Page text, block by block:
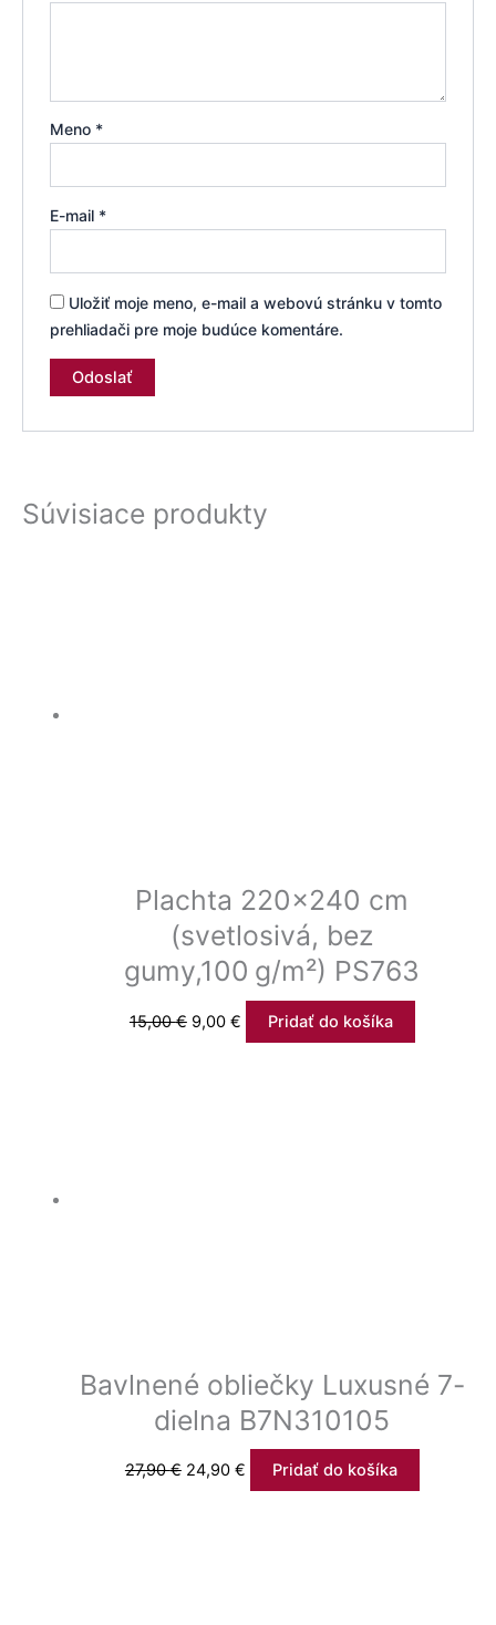
Meno *
E-mail *
Uložiť moje meno, e-mail a webovú stránku v tomto
prehliadači pre moje budúce komentáre.
Súvisiace produkty
Plachta 220×240 cm
(svetlosivá, bez
gumy,100 g/m²) PS763
15,00€ 9,00 € Pridať do košíka
Bavlnené obliečky Luxusné 7-
dielna B7N310105
27,90€ 24,90 € Pridať do košíka